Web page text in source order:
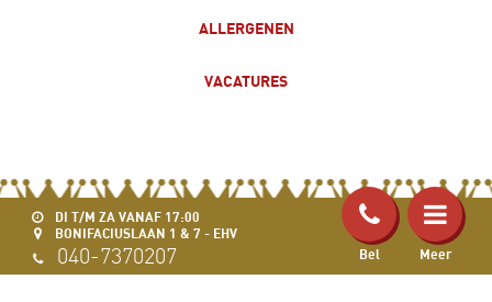
ALLERGENEN
VACATURES
DI T/M ZA VANAF 17:00
BONIFACIUSLAAN 1 & 7 - EHV
040-7370207 Bel Meer